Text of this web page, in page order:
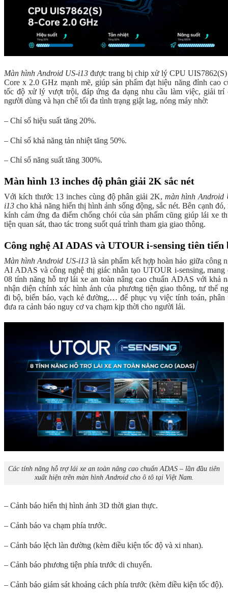
Màn hình Android US-i13 được trang bị chip xử lý CPU
Core x 2.0 GHz mạnh mẽ, giúp sản phẩm đạt hiệu năng đỉnh cao
tốc độ xử lý vượt trội, đáp ứng đa dạng nhu cầu làm việc, giải trí
người dùng và hạn chế tối đa tình trạng giật lag, nóng máy nhờ:
– Chỉ số hiệu suất tăng 20%.
– Chỉ số khả năng tản nhiệt tăng 50%.
– Chỉ số năng suất tăng 300%.
Màn hình 13 inches độ phân giải 2K sắc nét
Với kích thước 13 inches cùng độ phân giải 2K, màn hình Android
i13cho khả năng hiển thị hình ảnh sống động, sắc nét. Bên cạnh đó,
kính cảm ứng đa điểm chống chói của sản phẩm cũng giúp lái xe
tiện quan sát, thao tác trong suốt quá trình tham gia giao thông.
Công nghệ AI ADAS và UTOUR i-sensing tiên tiến
Màn hình Android US-i13là sản phẩm kết hợp hoàn hảo giữa công
AI ADAS và công nghệ thị giác nhân tạo UTOUR i-sensing, mang
08 tính năng hỗ trợ lái xe an toàn nâng cao chuẩn ADAS với khả
nhận diện chính xác hình ảnh của phương tiện giao thông, tư thế
đi bộ, biển báo, vạch kẻ đường,… để phục vụ việc tính toán, phân
đưa ra cảnh báo nguy cơ va chạm kịp thời cho người lái.
Các tính năng hỗ trợ lái xe an toàn nâng cao chuẩn ADAS – lần đầu tiên
xuất hiện trên màn hình Android cho ô tô tại Việt Nam.
– Cảnh báo hiển thị hình ảnh 3D thời gian thực.
– Cảnh báo va chạm phía trước.
– Cảnh báo lệch làn đường (kèm điều kiện tốc độ và xi nhan).
– Cảnh báo phương tiện phía trước di chuyển.
– Cảnh báo giám sát khoảng cách phía trước (kèm điều kiện tốc độ).